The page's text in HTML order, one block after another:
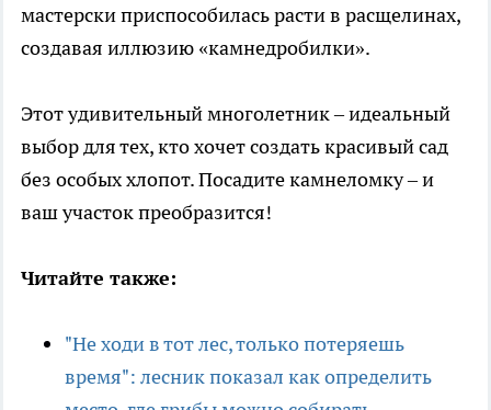
мастерски приспособилась расти в расщелинах,
создавая иллюзию «камнедробилки».
Этот удивительный многолетник – идеальный
выбор для тех, кто хочет создать красивый сад
без особых хлопот. Посадите камнеломку – и
ваш участок преобразится!
Читайте также:
"Не ходи в тот лес, только потеряешь
время": лесник показал как определить